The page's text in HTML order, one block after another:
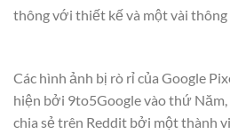
thông với thiết kế và một vài
Các hình ảnh bị rò rỉ của Google
hiện bởi 9to5Google vào thứ
chia sẻ trên Reddit bởi một thành